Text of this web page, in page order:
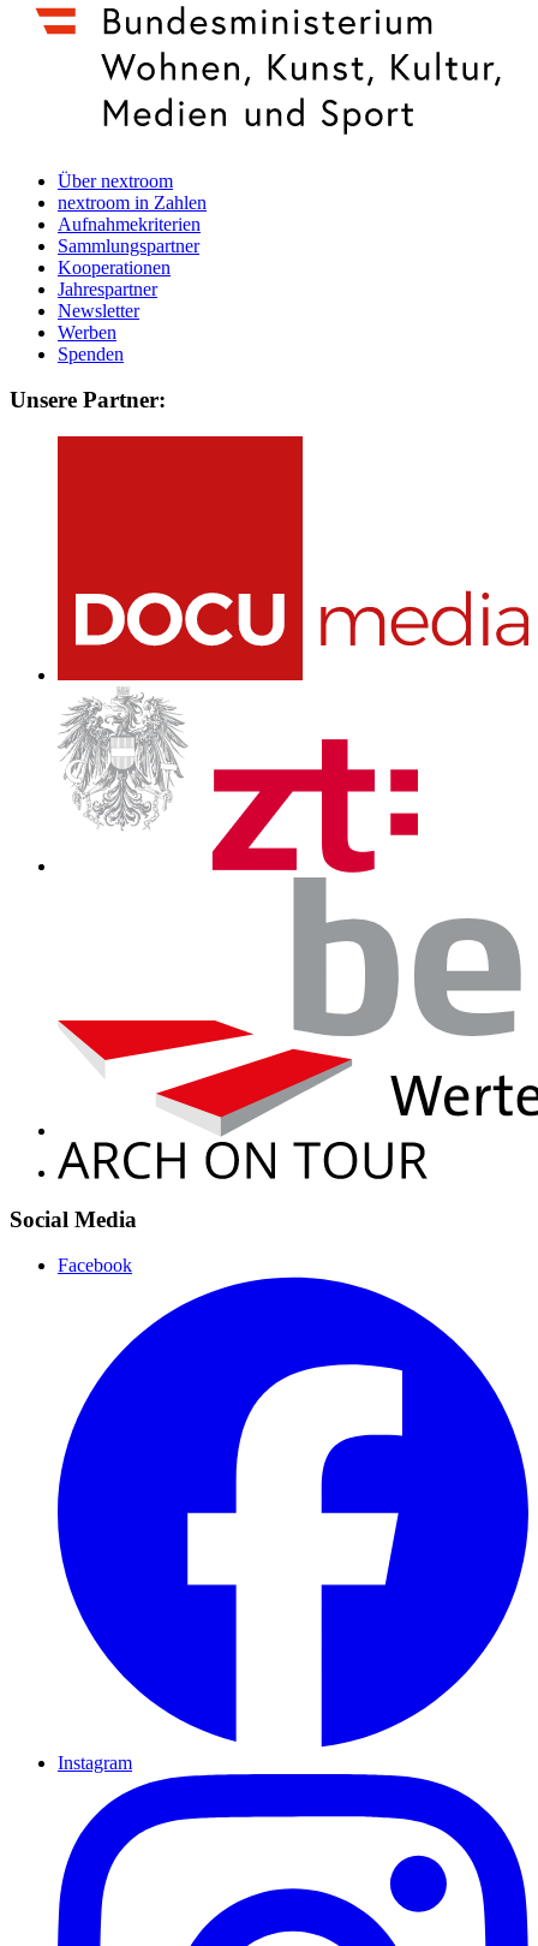
Über nextroom
nextroom in Zahlen
Aufnahmekriterien
Sammlungspartner
Kooperationen
Jahrespartner
Newsletter
Werben
Spenden
Unsere Partner:
Social Media
Facebook
Instagram